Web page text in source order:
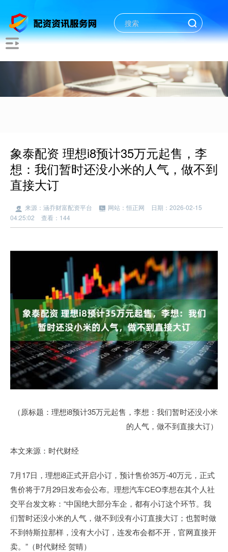
象泰配资 理想i8预计35万元起售，李
想：我们暂时还没小米的人气，做不到
直接大订
来源：涵乔财富配资平台 网站：恒正网
日期：2026-02-15
04:25:02
查看：144
（原标题：理想i8预计35万元起售，李想：我们暂时还没小米
的人气，做不到直接大订）
本文来源：时代财经
7月17日，理想i8正式开启小订，预计售价35万-40万元，正式
售价将于7月29日发布会公布。理想汽车CEO李想在其个人社
交平台发文称：“中国绝大部分车企，都有小订这个环节。我
们暂时还没小米的人气，做不到没有小订直接大订；也暂时做
不到特斯拉那样，没有大小订，连发布会都不开，官网直接开
卖。”（时代财经 贺晴）